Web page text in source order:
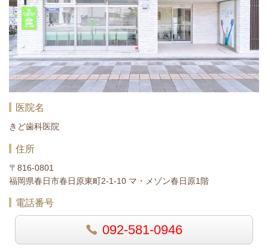
医院名
きど歯科医院
住所
〒816-0801
福岡県春日市春日原東町2-1-10 マ・メゾン春日原1階
電話番号
092-581-0946